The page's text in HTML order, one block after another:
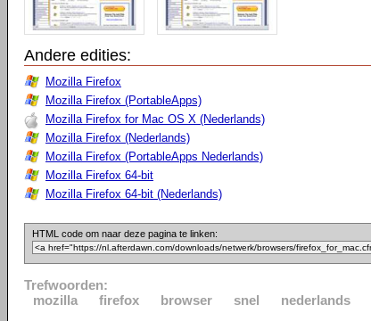
Andere edities:
Mozilla Firefox
Mozilla Firefox (PortableApps)
Mozilla Firefox for Mac OS X (Nederlands)
Mozilla Firefox (Nederlands)
Mozilla Firefox (PortableApps Nederlands)
Mozilla Firefox 64-bit
Mozilla Firefox 64-bit (Nederlands)
HTML code om naar deze pagina te linken:
Trefwoorden:
mozilla
firefox browser snel nederlands